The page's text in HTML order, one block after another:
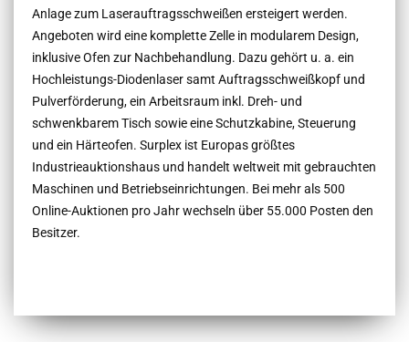
Anlage zum Laserauftragsschweißen ersteigert werden.
Angeboten wird eine komplette Zelle in modularem Design,
inklusive Ofen zur Nachbehandlung. Dazu gehört u. a. ein
Hochleistungs-Diodenlaser samt Auftragsschweißkopf und
Pulverförderung, ein Arbeitsraum inkl. Dreh- und
schwenkbarem Tisch sowie eine Schutzkabine, Steuerung
und ein Härteofen. Surplex ist Europas größtes
Industrieauktionshaus und handelt weltweit mit gebrauchten
Maschinen und Betriebseinrichtungen. Bei mehr als 500
Online-Auktionen pro Jahr wechseln über 55.000 Posten den
Besitzer.